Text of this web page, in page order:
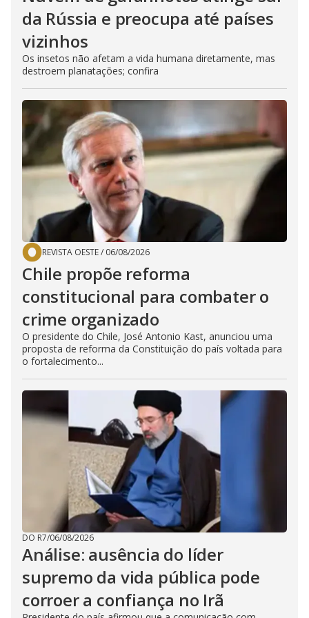
da Rússia e preocupa até países
vizinhos
Os insetos não afetam a vida humana diretamente, mas
destroem planatações; confira
REVISTA OESTE/ 06/08/2026
Chile propõe reforma
constitucional para combater o
crime organizado
O presidente do Chile, José Antonio Kast, anunciou uma
proposta de reforma da Constituição do país voltada para
o fortalecimento...
DO R7/06/08/2026
Análise: ausência do líder
supremo da vida pública pode
corroer a confiança no Irã